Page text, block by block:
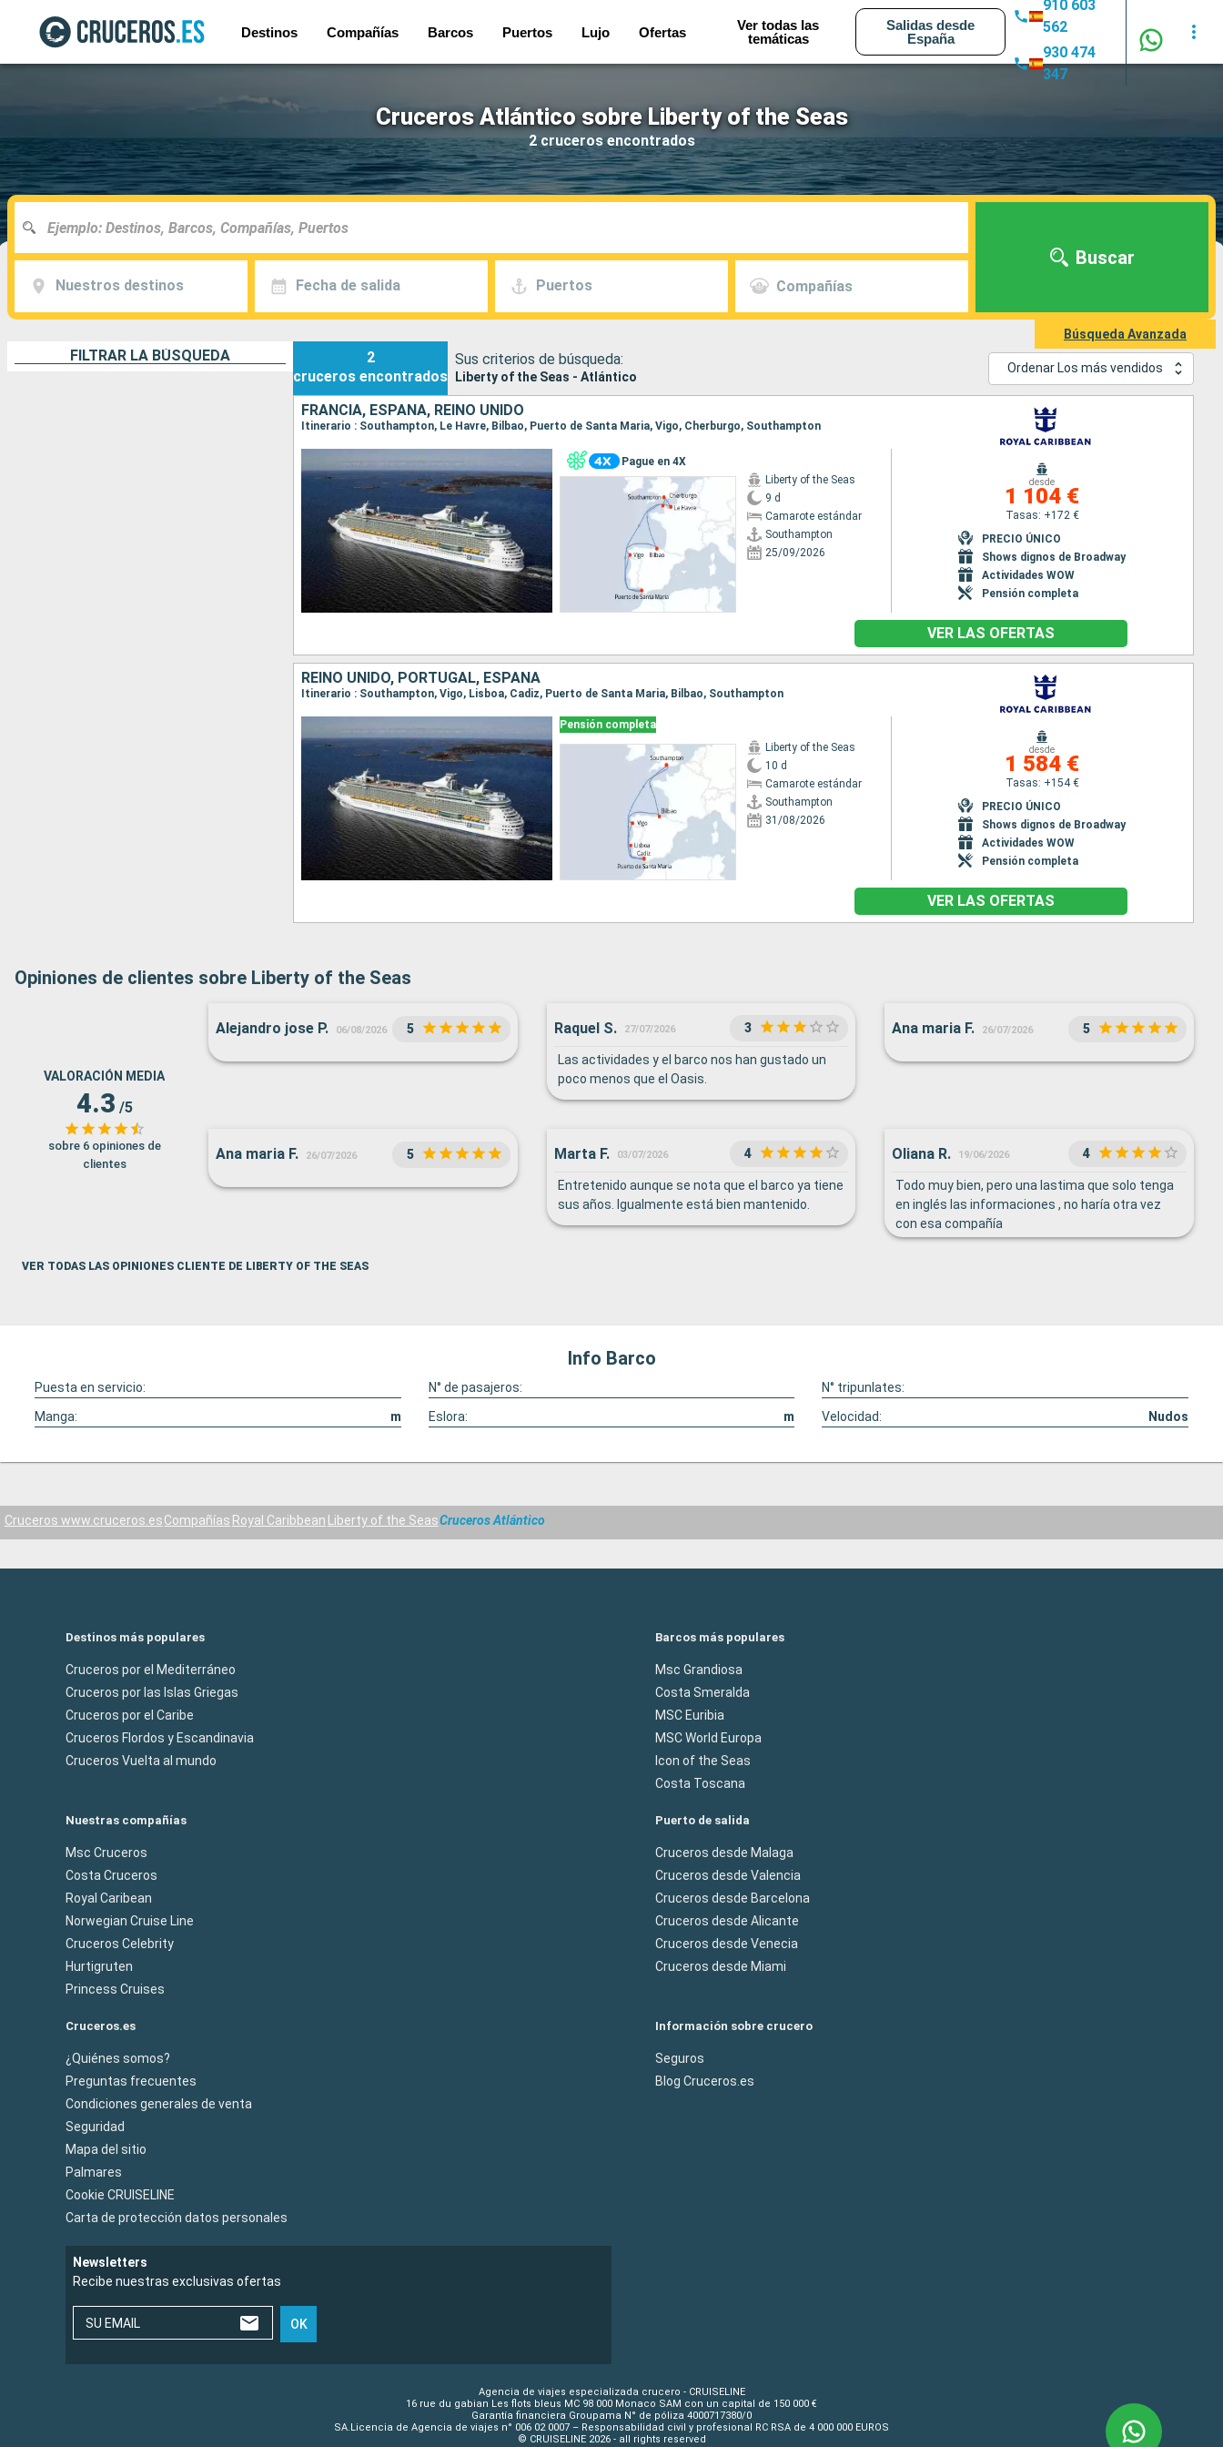
Destinos Compañías Barcos Puertos Lujo Ofertas
Ver todas las
temáticas
Salidas desde
España
910 603
562
930 474
347
Cruceros Atlántico sobre Liberty of the Seas
2 cruceros encontrados
Nuestros destinos Fecha de salida Puertos Compañías
Buscar
Búsqueda Avanzada
FILTRAR LA BÚSQUEDA
2
cruceros encontrados
Sus criterios de búsqueda:
Liberty of the Seas - Atlántico
Ordenar Los más vendidos
FRANCIA, ESPAÑA, REINO UNIDO
Itinerario : Southampton, Le Havre, Bilbao, Puerto de Santa Maria, Vigo, Cherburgo, Southampton
Pague en 4X
Liberty of the Seas
9 d
Camarote estándar
Southampton
25/09/2026
desde
1 104 €
Tasas: +172 €
PRECIO ÚNICO
Shows dignos de Broadway
Actividades WOW
Pensión completa
VER LAS OFERTAS
REINO UNIDO, PORTUGAL, ESPAÑA
Itinerario : Southampton, Vigo, Lisboa, Cadiz, Puerto de Santa Maria, Bilbao, Southampton
Pensión completa
Liberty of the Seas
10 d
Camarote estándar
Southampton
31/08/2026
desde
1 584 €
Tasas: +154 €
PRECIO ÚNICO
Shows dignos de Broadway
Actividades WOW
Pensión completa
VER LAS OFERTAS
Opiniones de clientes sobre Liberty of the Seas
VALORACIÓN MEDIA
4.3 /5
sobre 6 opiniones de
clientes
Alejandro jose P. 06/08/2026 5 Raquel S. 27/07/2026 3
Las actividades y el barco nos han gustado un
poco menos que el Oasis.
Ana maria F. 26/07/2026 5
Ana maria F. 26/07/2026 5 Marta F. 03/07/2026 4
Entretenido aunque se nota que el barco ya tiene
sus años. Igualmente está bien mantenido.
Oliana R. 19/06/2026 4
Todo muy bien, pero una lastima que solo tenga
en inglés las informaciones , no haría otra vez
con esa compañía
VER TODAS LAS OPINIONES CLIENTE DE LIBERTY OF THE SEAS
Info Barco
Puesta en servicio: N° de pasajeros:
N° tripunlates:
Manga:
m Eslora: m Velocidad: Nudos
Cruceros www.cruceros.esCompañías Royal Caribbean Liberty of the SeasCruceros Atlántico
Destinos más populares
Cruceros por el Mediterráneo
Cruceros por las Islas Griegas
Cruceros por el Caribe
Cruceros Flordos y Escandinavia
Cruceros Vuelta al mundo
Barcos más populares
Msc Grandiosa
Costa Smeralda
MSC Euribia
MSC World Europa
Icon of the Seas
Costa Toscana
Nuestras compañías
Msc Cruceros
Costa Cruceros
Royal Caribean
Norwegian Cruise Line
Cruceros Celebrity
Hurtigruten
Princess Cruises
Puerto de salida
Cruceros desde Malaga
Cruceros desde Valencia
Cruceros desde Barcelona
Cruceros desde Alicante
Cruceros desde Venecia
Cruceros desde Miami
Cruceros.es
¿Quiénes somos?
Preguntas frecuentes
Condiciones generales de venta
Seguridad
Mapa del sitio
Palmares
Cookie CRUISELINE
Carta de protección datos personales
Información sobre crucero
Seguros
Blog Cruceros.es
Newsletters
Recibe nuestras exclusivas ofertas
SU EMAIL OK
Agencia de viajes especializada crucero - CRUISELINE
16 rue du gabian Les flots bleus MC 98 000 Monaco SAM con un capital de 150 000 €
Garantía financiera Groupama N° de póliza 4000717380/0
SA.Licencia de Agencia de viajes n° 006 02 0007 – Responsabilidad civil y profesional RC RSA de 4 000 000 EUROS
© CRUISELINE 2026 - all rights reserved